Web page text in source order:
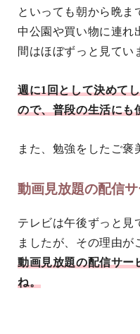
といっても朝から晩ま
中公園や買い物に連れ
間はほぼずっと見てい
週に1回として決めて
ので、普段の生活にも
また、勉強をしたご褒
動画見放題の配信
テレビは午後ずっと見
ましたが、その理由が
動画見放題の配信サー
ね。